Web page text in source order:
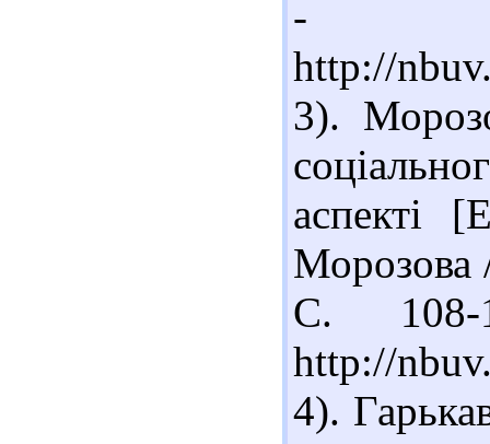
-
http://
3).
аспекті
Морозова
С. 108-
http://
4).